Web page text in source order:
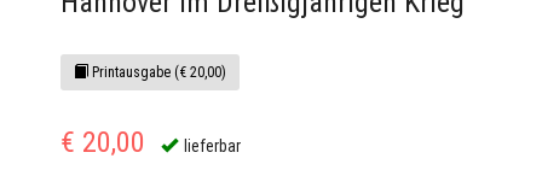
Printausgabe (€ 20,00)
€ 20,00 lieferbar